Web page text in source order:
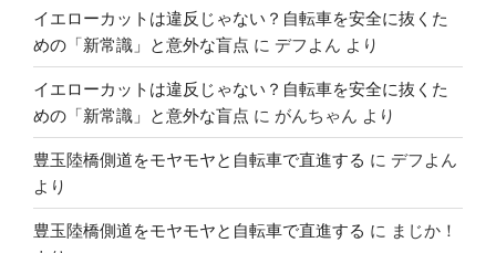
イエローカットは違反じゃない？自転車を安全に抜くた
めの「新常識」と意外な盲点 に デフよん より
イエローカットは違反じゃない？自転車を安全に抜くた
めの「新常識」と意外な盲点 に がんちゃん より
豊玉陸橋側道をモヤモヤと自転車で直進する に デフよん
より
豊玉陸橋側道をモヤモヤと自転車で直進する に まじか！